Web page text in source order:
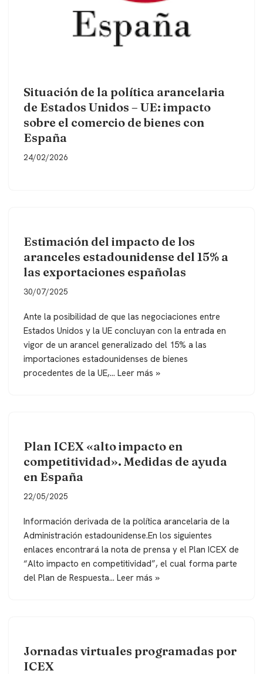
Situación de la política arancelaria
de Estados Unidos – UE: impacto
sobre el comercio de bienes con
España
24/02/2026
Estimación del impacto de los
aranceles estadounidense del 15% a
las exportaciones españolas
30/07/2025
Ante la posibilidad de que las negociaciones entre
Estados Unidos y la UE concluyan con la entrada en
vigor de un arancel generalizado del 15% a las
importaciones estadounidenses de bienes
procedentes de la UE,… Leer más »
Plan ICEX «alto impacto en
competitividad». Medidas de ayuda
en España
22/05/2025
Información derivada de la política arancelaria de la
Administración estadounidense.En los siguientes
enlaces encontrará la nota de prensa y el Plan ICEX de
“Alto impacto en competitividad”, el cual forma parte
del Plan de Respuesta… Leer más »
Jornadas virtuales programadas por
ICEX